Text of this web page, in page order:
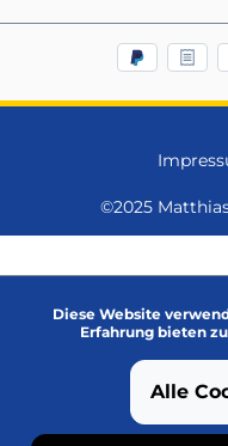
©2025
Diese Website
Erfahrung bieten
Alle